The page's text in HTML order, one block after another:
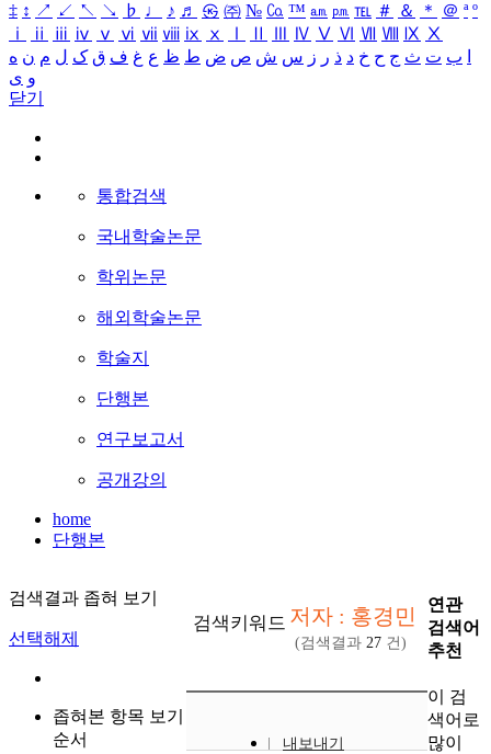
‡ ↕ ↗ ↙ ↖ ↘ ♭ ♩ ♪ ♬ ㉿ ㈜ № ㏇ ™ ㏂ ㏘ ℡ ＃ ＆ ＊ ＠ ª º
ⅰ
ⅱ ⅲ ⅳ ⅴ ⅵ ⅶ ⅷ ⅸ ⅹ Ⅳ Ⅴ Ⅵ Ⅶ Ⅷ Ⅸ Ⅹ
ب ت ث ج ح خ د ذ ر ز س ش ص ض ط ظ ع غ ف ق ک ل م ن ه
و ی
닫기
통합검색
국내학술논문
학위논문
해외학술논문
학술지
단행본
연구보고서
공개강의
home
단행본
검색결과 좁혀 보기
선택해제
좁혀본 항목 보기
순서
검색키워드 저자 : 홍경민
(검색결과 27 건)
내보내기
연관
검색어
추천
이 검
색어로
많이